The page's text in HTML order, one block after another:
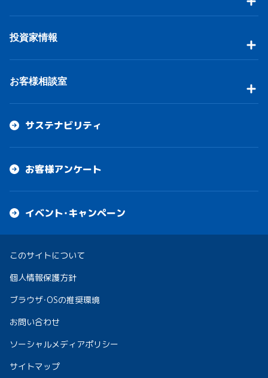
投資家情報
お客様相談室
サステナビリティ
お客様アンケート
イベント・キャンペーン
このサイトについて
個人情報保護方針
ブラウザ・OSの推奨環境
お問い合わせ
ソーシャルメディアポリシー
サイトマップ